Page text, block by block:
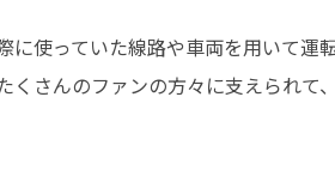
使っていた線路や車両を用いて運
さんのファンの方々に支えられて